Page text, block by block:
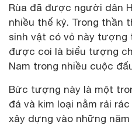
Rùa đã được người dân
nhiều thế kỷ. Trong thần
sinh vật có vỏ này tượng
được coi là biểu tượng
Nam trong nhiều cuộc
Bức tượng này là một
đá và kim loại nằm rải
xây dựng vào những năm